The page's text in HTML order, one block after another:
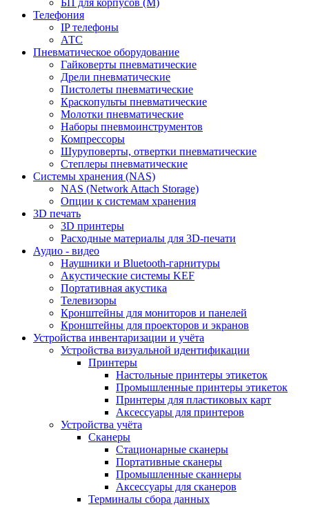
Телефония
IP телефоны
АТС
Пневматическое оборудование
Гайковерты пневматические
Дрели пневматические
Пистолеты пневматические
Краскопульты пневматические
Молотки пневматические
Наборы пневмоинструментов
Компрессоры
Шуруповерты, отвертки пневматические
Степлеры пневматические
Cистемы хранения (NAS)
NAS (Network Attach Storage)
Опции к системам хранения
3D печать
3D принтеры
Расходные материалы для 3D-печати
Аудио - видео
Наушники и Bluetooth-гарнитуры
Акустические системы KEF
Портативная акустика
Телевизоры
Кронштейны для мониторов и панелей
Кронштейны для проекторов и экранов
Устройства инвентаризации и учёта
Устройства визуальной идентификации
Принтеры
Настольные принтеры этикеток
Промышленные принтеры этикеток
Принтеры для пластиковых карт
Аксессуары для принтеров
Устройства учёта
Сканеры
Стационарные сканеры
Портативные сканеры
Промышленные сканнеры
Аксессуары для сканеров
Терминалы сбора данных